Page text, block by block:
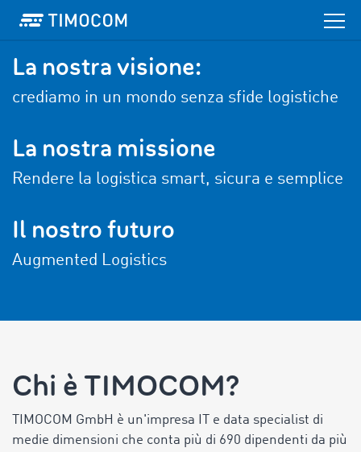
La nostra visione:
crediamo in un mondo senza sfide logistiche
La nostra missione
Rendere la logistica smart, sicura e semplice
Il nostro futuro
Augmented Logistics
Chi è TIMOCOM?
TIMOCOM GmbH è un'impresa IT e data specialist di
medie dimensioni che conta più di 690 dipendenti da più